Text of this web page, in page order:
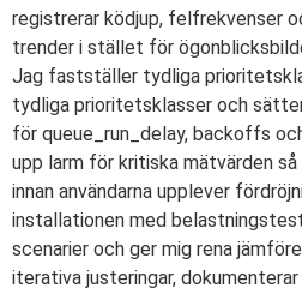
registrerar ködjup, felfrekvenser
trender i stället för
Jag fastställer tydliga
tydliga prioritetsklasser och
för queue_run_delay, backoffs
upp larm för kritiska mätvärden
innan användarna upplever
installationen med
scenarier och ger mig rena
iterativa justeringar,